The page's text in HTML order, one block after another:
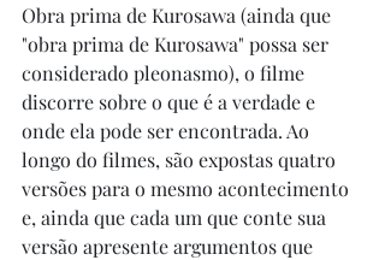
Obra prima de Kurosawa (ainda que
"obra prima de Kurosawa" possa ser
considerado pleonasmo), o filme
discorre sobre o que é a verdade e
onde ela pode ser encontrada. Ao
longo do filmes, são expostas quatro
versões para o mesmo acontecimento
e, ainda que cada um que conte sua
versão apresente argumentos que